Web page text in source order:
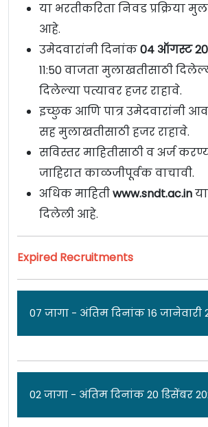
या भरतीकरिता निवड प्रक्रिया
आहे.
उमेदवारांनी दिनांक04 ऑगस्ट
11:50 वाजता मुलाखतीसाठी
दिलेल्या पत्यावर हजर राहावे.
इच्छुक आणि पात्र उमेदवारांनी
सह मुलाखतीसाठी हजर राहावे.
सविस्तर माहितीसाठी व अर्ज
जाहिरात काळजीपूर्वक वाचावी.
अधिक माहितीwww.sndt.ac.in
दिलेली आहे.
Expired Recruitments
07 जागा - अंतिम दिनांक 16 जानेवारी
जाहिरात दिनांक: 12/
02 जागा - अंतिम दिनांक 20 डिसेंबर